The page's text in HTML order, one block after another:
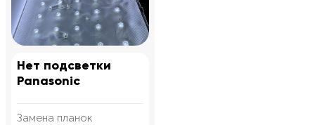
Нет подсветки
Panasonic
Замена планок